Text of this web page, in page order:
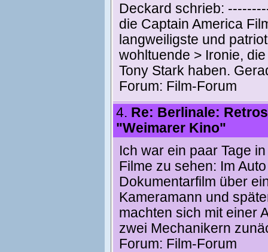
Deckard schrieb:
die Captain America
langweiligste und
wohltuende > Ironie,
Tony Stark haben.
Forum: Film-Forum
4. Re: Berlinale:
"Weimarer Kino"
Ich war ein paar Tage
Filme zu sehen: Im
Dokumentarfilm über
Kameramann und
machten sich mit einer
zwei Mechanikern
Forum: Film-Forum